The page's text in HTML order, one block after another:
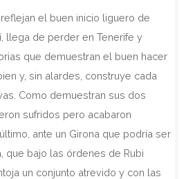
el buen inicio liguero de
llega de perder en Tenerife y
que demuestran el buen hacer
y, sin alardes, construye cada
Como demuestran sus dos
sufridos pero acabaron
ante un Girona que podría ser
que bajo las órdenes de Rubi
un conjunto atrevido y con las